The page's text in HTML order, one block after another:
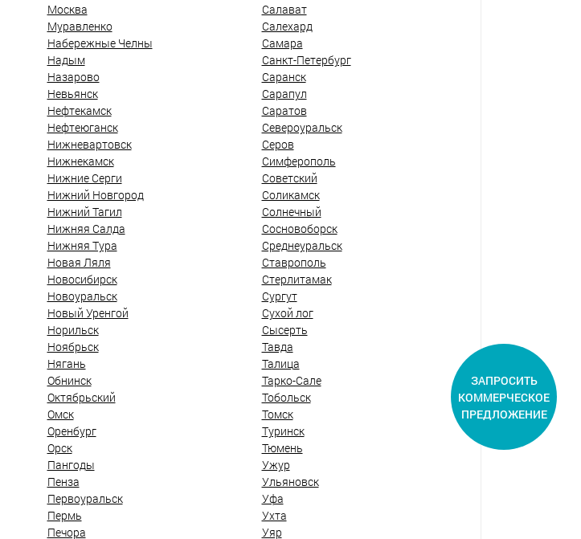
Москва
Муравленко
Набережные Челны
Надым
Назарово
Невьянск
Нефтекамск
Нефтеюганск
Нижневартовск
Нижнекамск
Нижние Серги
Нижний Новгород
Нижний Тагил
Нижняя Салда
Нижняя Тура
Новая Ляля
Новосибирск
Новоуральск
Новый Уренгой
Норильск
Ноябрьск
Нягань
Обнинск
Октябрьский
Омск
Оренбург
Орск
Пангоды
Пенза
Первоуральск
Пермь
Печора
Салават
Салехард
Самара
Санкт-Петербург
Саранск
Сарапул
Саратов
Североуральск
Серов
Симферополь
Советский
Соликамск
Солнечный
Сосновоборск
Среднеуральск
Ставрополь
Стерлитамак
Сургут
Сухой лог
Сысерть
Тавда
Талица
Тарко-Сале
Тобольск
Томск
Туринск
Тюмень
Ужур
Ульяновск
Уфа
Ухта
Уяр
ЗАПРОСИТЬ
КОММЕРЧЕСКОЕ
ПРЕДЛОЖЕНИЕ